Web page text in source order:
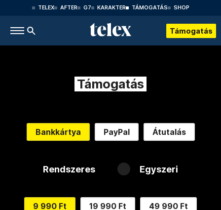
TELEX AFTER G7 KARAKTER TÁMOGATÁS SHOP
Támogatás
Támogatás
Bankkártya PayPal Átutalás
Rendszeres Egyszeri
9 990 Ft 19 990 Ft 49 990 Ft